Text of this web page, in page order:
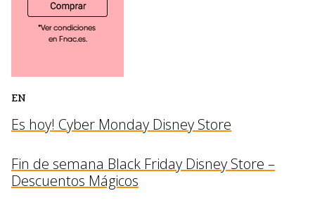
EN
Es hoy! Cyber Monday Disney Store
Fin de semana Black Friday Disney Store –
Descuentos Mágicos